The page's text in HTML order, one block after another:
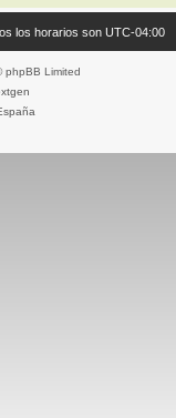
los horarios son UTC-04:00
phpBB Limited